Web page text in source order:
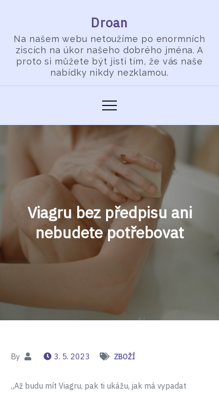
content
Droan
Na našem webu netoužíme po enormních
ziscích na úkor našeho dobrého jména. A
proto si můžete být jisti tím, že vás naše
nabídky nikdy nezklamou.
Viagru bez předpisu ani
nebudete potřebovat
By 3. 5. 2023 ZBOŽÍ
„Až budu mít Viagru, pak ti ukážu, jak má vypadat